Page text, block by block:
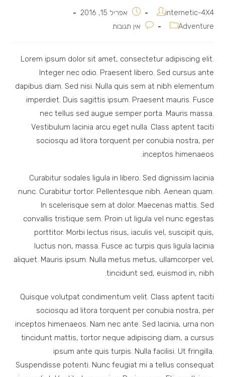
מחבר:
internetic-4X4 פורסם:אפריל 15, 2016
קטגוריה:
Adventure תגובות:אין תגובות
Lorem ipsum dolor sit amet, consectetur adipiscing elit.
Integer nec odio. Praesent libero. Sed cursus ante
dapibus diam. Sed nisi. Nulla quis sem at nibh elementum
imperdiet. Duis sagittis ipsum. Praesent mauris. Fusce
nec tellus sed augue semper porta. Mauris massa.
Vestibulum lacinia arcu eget nulla. Class aptent taciti
sociosqu ad litora torquent per conubia nostra, per
inceptos himenaeos.
Curabitur sodales ligula in libero. Sed dignissim lacinia
nunc. Curabitur tortor. Pellentesque nibh. Aenean quam.
In scelerisque sem at dolor. Maecenas mattis. Sed
convallis tristique sem. Proin ut ligula vel nunc egestas
porttitor. Morbi lectus risus, iaculis vel, suscipit quis,
luctus non, massa. Fusce ac turpis quis ligula lacinia
aliquet. Mauris ipsum. Nulla metus metus, ullamcorper vel,
tincidunt sed, euismod in, nibh.
Quisque volutpat condimentum velit. Class aptent taciti
sociosqu ad litora torquent per conubia nostra, per
inceptos himenaeos. Nam nec ante. Sed lacinia, urna non
tincidunt mattis, tortor neque adipiscing diam, a cursus
ipsum ante quis turpis. Nulla facilisi. Ut fringilla.
Suspendisse potenti. Nunc feugiat mi a tellus consequat